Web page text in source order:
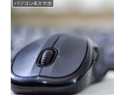
パソコン&スマホ